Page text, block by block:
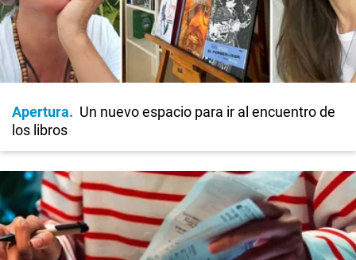
Apertura
Un nuevo espacio para ir al encuentro de
los libros